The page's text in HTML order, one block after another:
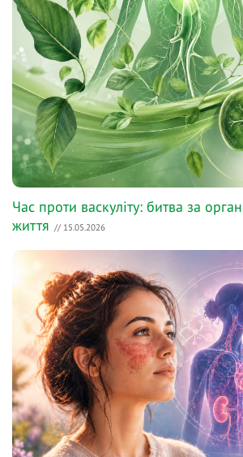
Час проти васкуліту: битва за
життя // 15.05.2026